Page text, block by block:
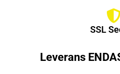
SSL
Leverans